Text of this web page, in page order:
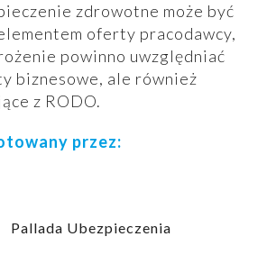
zdrowotne może być
oferty pracodawcy,
powinno uwzględniać
biznesowe, ale również
z RODO.
przez:
Pallada Ubezpieczenia